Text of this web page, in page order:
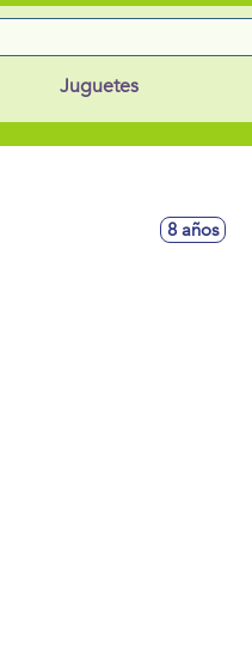
Juguetes
8 años